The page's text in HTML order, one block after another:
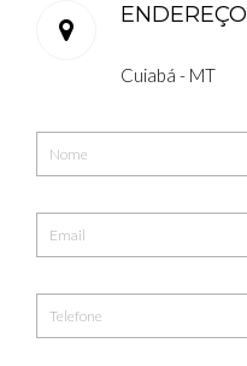
ENDEREÇO
Cuiabá - MT